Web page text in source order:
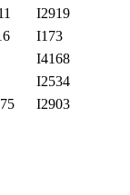
I2919
I173
I4168
I2534
I2903